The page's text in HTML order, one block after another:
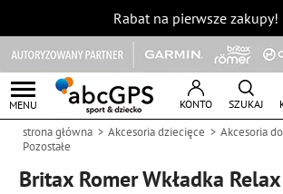
Rabat na pierwsze zakupy!
MENU KONTO SZUKAJ
strona główna Akcesoria dziecięce
Akcesoria
Pozostałe
Britax Romer Wkładka Relax